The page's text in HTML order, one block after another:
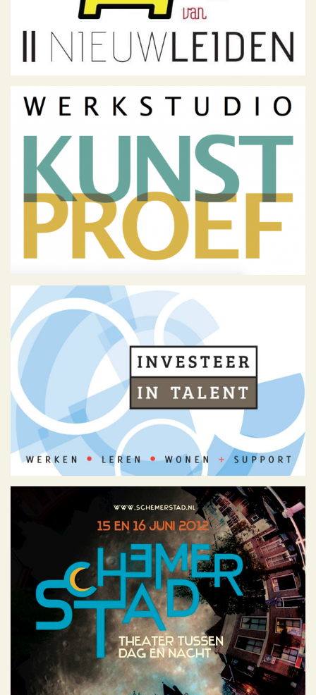
Werkstudio Kunstproef
Geen categorie
Investeer in Talent
Geen categorie
Schemerstad 2010, 2011,
2012, 2013
Geen categorie